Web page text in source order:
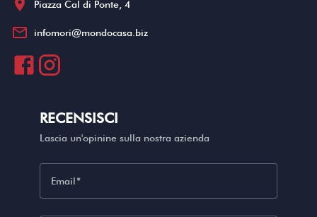
location_on Piazza Cal di Ponte, 4
mail_outline infomori@mondocasa.biz
RECENSISCI
Lascia un'opinine sulla nostra azienda
Email